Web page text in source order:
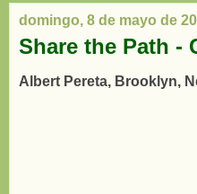
domingo, 8 de mayo de
Share the Path -
Albert Pereta, Brooklyn,